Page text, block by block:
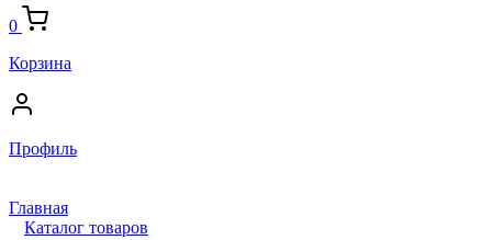
0
Корзина
Профиль
Главная
Каталог товаров